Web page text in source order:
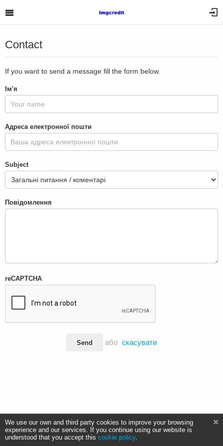
Contact
If you want to send a message fill the form below.
Ім'я
Адреса електронної пошти
Subject
Повідомлення
reCAPTCHA
Send або скасувати
We use our own and third party cookies to improve your browsing
experience and our services. If you continue using our website is
understood that you accept this cookie policy.